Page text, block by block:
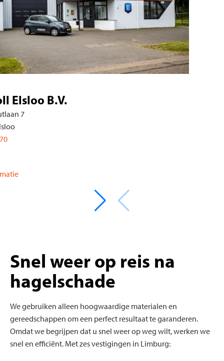
Snel weer op reis na
hagelschade
We gebruiken alleen hoogwaardige materialen en
gereedschappen om een perfect resultaat te garanderen.
Omdat we begrijpen dat u snel weer op weg wilt, werken we
snel en efficiënt. Met zes vestigingen in Limburg: